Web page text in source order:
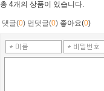
총 4개의 상품이 있습니다.
댓글(0) 먼댓글(0) 좋아요(0)